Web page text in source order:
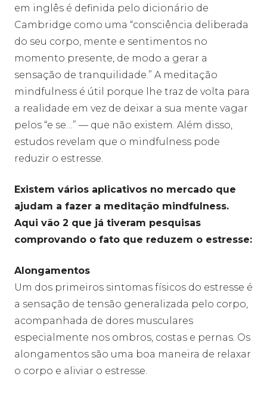
em inglês é definida pelo dicionário de
Cambridge como uma “consciência deliberada
do seu corpo, mente e sentimentos no
momento presente, de modo a gerar a
sensação de tranquilidade.” A meditação
mindfulness é útil porque lhe traz de volta para
a realidade em vez de deixar a sua mente vagar
pelos “e se…” — que não existem. Além disso,
estudos revelam que o mindfulness pode
reduzir o estresse.
Existem vários aplicativos no mercado que
ajudam a fazer a meditação mindfulness.
Aqui vão 2 que já tiveram pesquisas
comprovando o fato que reduzem o estresse:
Alongamentos
Um dos primeiros sintomas físicos do estresse é
a sensação de tensão generalizada pelo corpo,
acompanhada de dores musculares
especialmente nos ombros, costas e pernas. Os
alongamentos são uma boa maneira de relaxar
o corpo e aliviar o estresse.